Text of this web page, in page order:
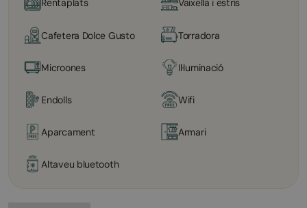
Rentaplats Vaixella i estris
Cafetera Dolce Gusto Torradora
Microones Il·luminació
Endolls Wifi
Aparcament Armari
Altaveu bluetooth